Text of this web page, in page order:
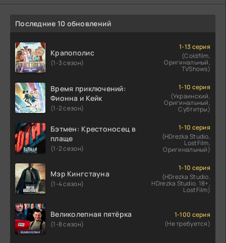
Последние 10 обновлений
Крапополис
(1-3 сезон)
1-13 серия
(Coldfilm,
Оригинальный,
TVShows)
Время приключений:
Фионна и Кейк
(1-2 сезон)
1-10 серия
(Украинский,
Оригинальный,
Субтитры)
Бэтмен: Крестоносец в
плаще
(1-2 сезон)
1-10 серия
(HDrezka Studio,
LostFilm,
Оригинальный)
Мэр Кингстауна
(1-4 сезон)
1-10 серия
(HDrezka Studio,
HDrezka Studio. 18+,
LostFilm)
Великолепная пятёрка
(1-8 сезон)
1-100 серия
(Не требуется)